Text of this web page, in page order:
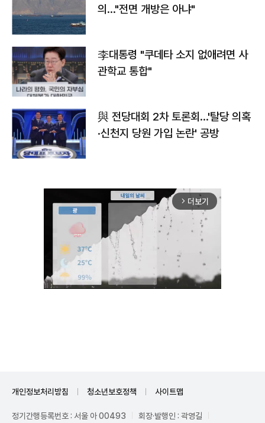
의…"전면 개방은 아냐"
李대통령 "쿠데타 소지 없애려면 사
관학교 통합"
與 전당대회 2차 토론회…'탈당 의혹
·신천지 당원 가입 논란' 공방
arrow_forward_ios 더보기
개인정보처리방침 청소년보호정책 사이트맵
정기간행등록번호 : 서울 아 00493 회장·발행인 : 곽영길